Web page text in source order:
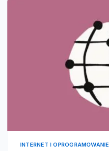
INTERNET I OPROGRAMOWANIE